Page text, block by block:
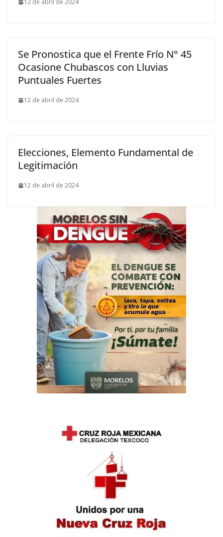
12 de abril de 2024
Se Pronostica que el Frente Frío N° 45
Ocasione Chubascos con Lluvias
Puntuales Fuertes
12 de abril de 2024
Elecciones, Elemento Fundamental de
Legitimación
12 de abril de 2024